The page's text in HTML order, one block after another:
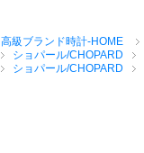
高級ブランド時計-HOME
ショパール/CHOPARD
ショパール/CHOPARD